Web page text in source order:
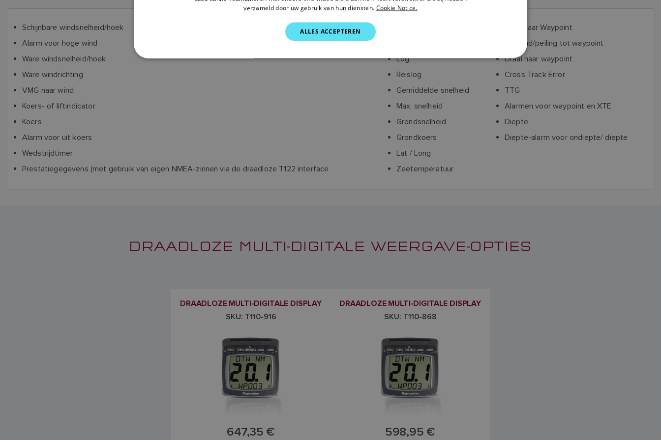
Schijnbare windsnelheid/hoek
Alarm voor hoge wind
Ware windsnelheid/hoek
Ware windrichting
VMG naar wind
Koers- of liftindicator
Koers
Alarm voor uit koers
Wedstrijdtimer
Prestatiegegevens (met gebruik van eigen NMEA-zinnen via de draadloze T122 interface
Log
Reislog
Gemiddelde snelheid
Max. snelheid
Grondsnelheid
Grondkoers
Lat / Long
Zeetemperatuur
VMG naar Waypoint
Afstand/peiling tot waypoint
Draai naar waypoint
Cross Track Error
TTG
Alarmen voor waypoint en XTE
Diepte
Diepte-alarm voor ondiepte/ diepte
DRAADLOZE MULTI-DIGITALE WEERGAVE-OPTIES
DRAADLOZE MULTI-DIGITALE DISPLAY
SKU: T110-916
647,35 €
DRAADLOZE MULTI-DIGITALE DISPLAY
SKU: T110-868
598,95 €
verzameld door uw gebruik van hun diensten. Cookie Notice.
ALLES ACCEPTEREN